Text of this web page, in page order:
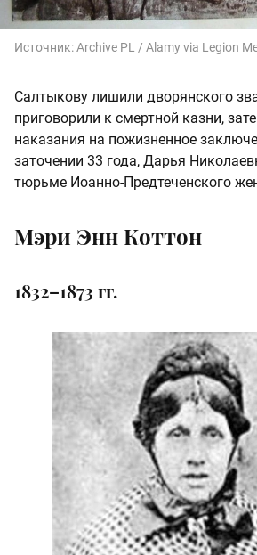
Источник:Archive PL / Alamy via Legion
Салтыкову лишили дворянского
приговорили к смертной казни,
наказания на пожизненное
заточении 33 года, Дарья
тюрьме Иоанно-Предтеченского
Мэри Энн Коттон
1832–1873 гг.